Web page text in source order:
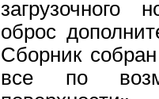
загрузочного
оброс
Сборник
все по